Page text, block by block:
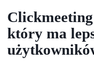
który ma